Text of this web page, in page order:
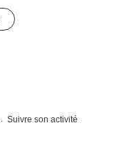
Suivre son activité